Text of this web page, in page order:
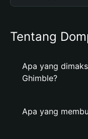
Tentang
Apa yang
Ghimble?
Apa yang